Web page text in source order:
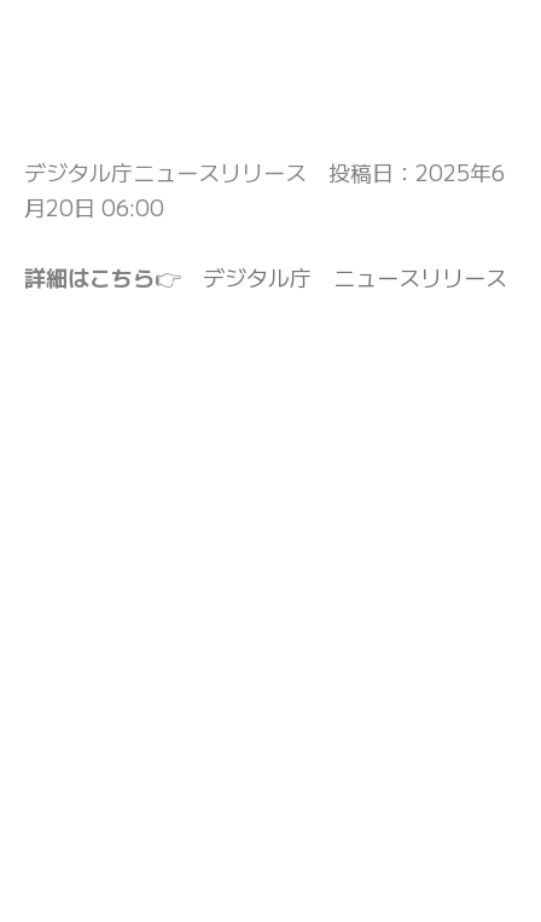
デジタル庁ニュースリリース 投稿日： 2025年6
月20日 06:00
詳細はこちら👉 デジタル庁 ニュースリリース